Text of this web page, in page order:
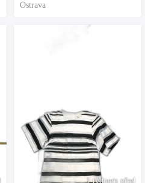
Ostrava
1 týdnem před